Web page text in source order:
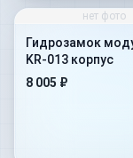
нет фото
Гидрозамок
KR-013 корпус
8 005 ₽